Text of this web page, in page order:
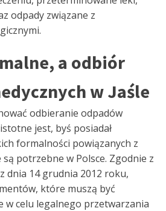
odpady związane z
a odbiór
w Jaśle
odbieranie odpadów
jest, byś posiadał
formalności powiązanych z
potrzebne w Polsce. Zgodnie z
dnia 14 grudnia 2012 roku,
które muszą być
w celu legalnego przetwarzania